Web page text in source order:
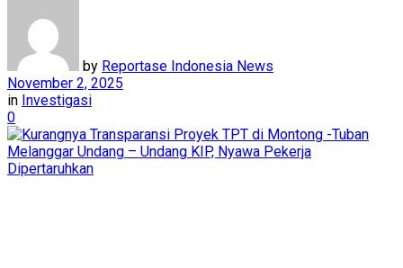
by Reportase Indonesia News
November 2, 2025
in Investigasi
0